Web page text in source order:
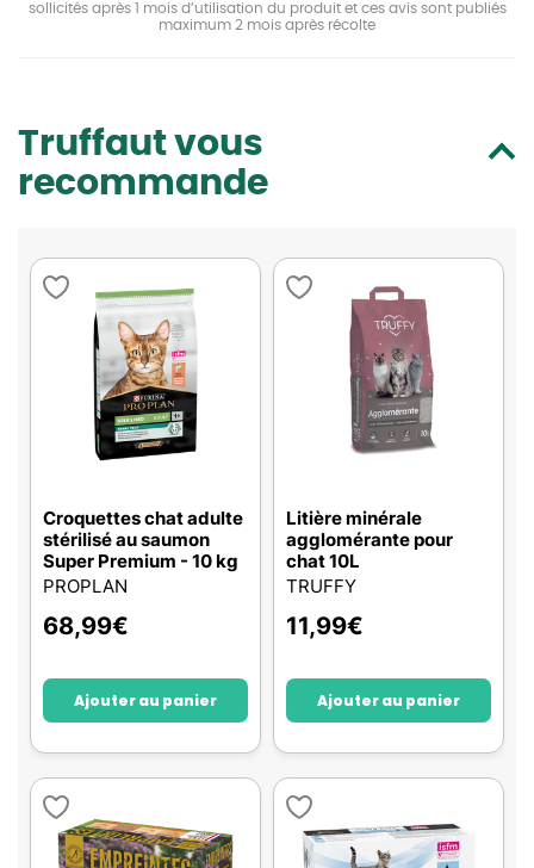
sollicités après 1 mois d’utilisation du produit et ces avis sont publiés
maximum 2 mois après récolte
Truffaut vous
recommande
Croquettes chat adulte
stérilisé au saumon
Super Premium - 10 kg
PROPLAN
68,99€
Ajouter au panier
Litière minérale
agglomérante pour
chat 10L
TRUFFY
11,99€
Ajouter au panier